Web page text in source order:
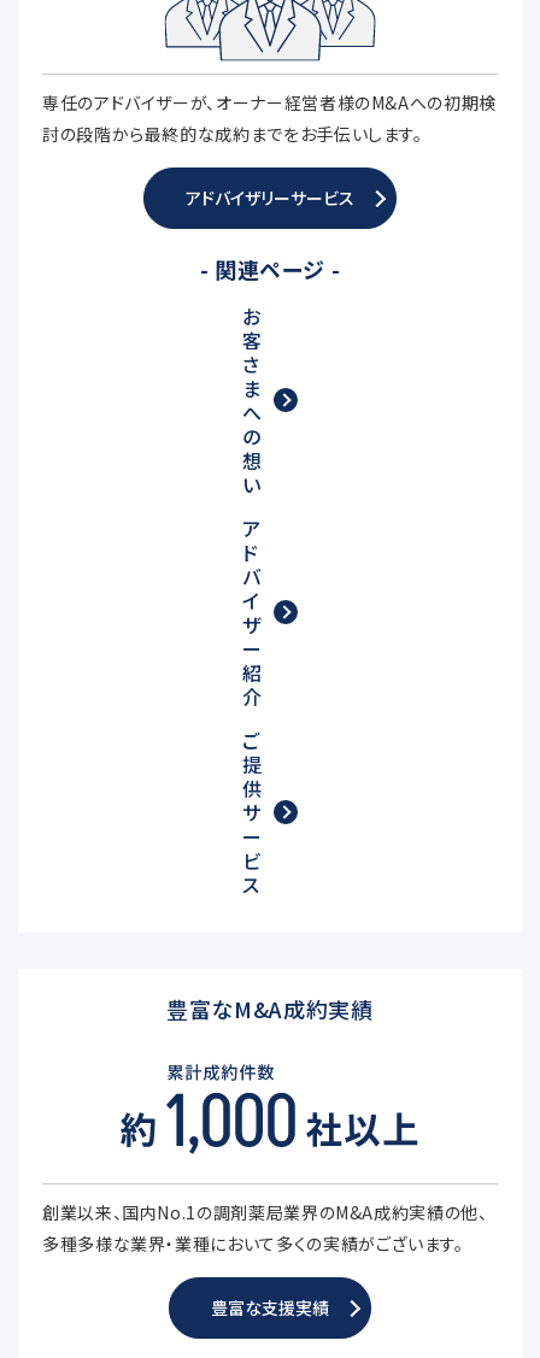
専任のアドバイザーが、オーナー経営者様のM&Aへの初期検
討の段階から最終的な成約までをお手伝いします。
アドバイザリーサービス
- 関連ページ -
お
客
さ
ま
へ
の
想
い
ア
ド
バ
イ
ザ
ー
紹
介
ご
提
供
サ
ー
ビ
ス
豊富なM&A成約実績
創業以来、国内No.1の調剤薬局業界のM&A成約実績の他、
多種多様な業界・業種において多くの実績がございます。
豊富な支援実績